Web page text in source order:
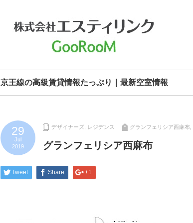
京王線の高級賃貸情報たっぷり｜最新空室情報
29
Jul
2019
デザイナーズ レジデンス グランフェリシア西麻布
グランフェリシア西麻布
Tweet Share +1